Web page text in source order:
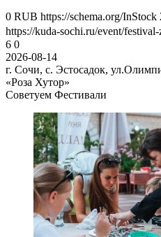
0 RUB https://schema.org/InStock
https://kuda-sochi.ru/event/
6 0
2026-08-14
г. Сочи, с. Эстосадок,
«Роза Хутор»
Советуем Фестивали